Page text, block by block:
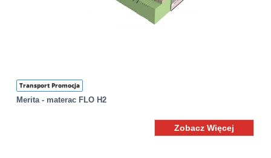
Transport Promocja
Merita - materac FLO H2
Zobacz Więcej